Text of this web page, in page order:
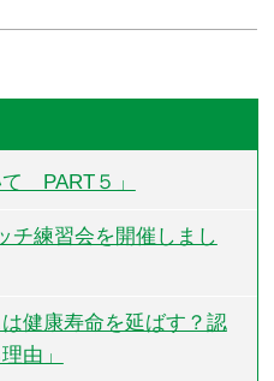
PART５」
チ練習会を開催しまし
健康寿命を延ばす？認
由」